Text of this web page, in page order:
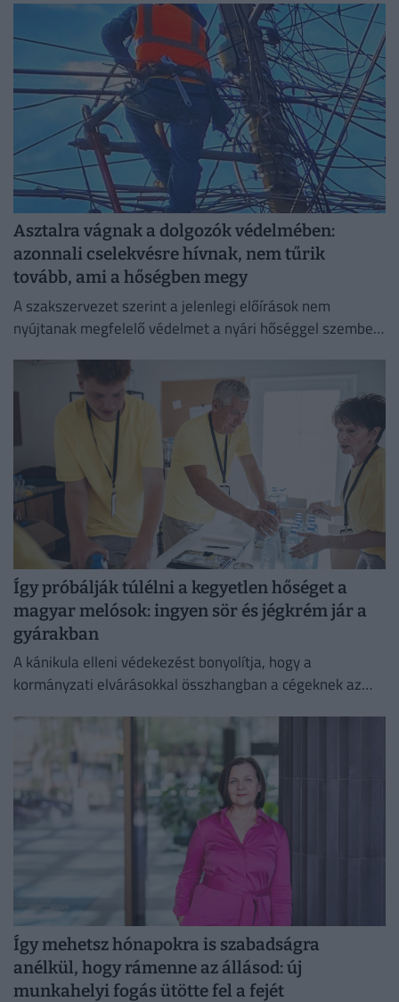
Asztalra vágnak a dolgozók védelmében:
azonnali cselekvésre hívnak, nem tűrik
tovább, ami a hőségben megy
A szakszervezet szerint a jelenlegi előírások nem
nyújtanak megfelelő védelmet a nyári hőséggel szemben,
védelmében.
Így próbálják túlélni a kegyetlen hőséget a
magyar melósok: ingyen sör és jégkrém jár a
gyárakban
A kánikula elleni védekezést bonyolítja, hogy a
kormányzati elvárásokkal összhangban a cégeknek az
Így mehetsz hónapokra is szabadságra
anélkül, hogy rámenne az állásod: új
munkahelyi fogás ütötte fel a fejét